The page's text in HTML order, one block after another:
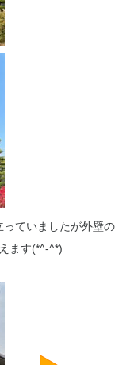
ていましたが外壁の
ます(*^-^*)